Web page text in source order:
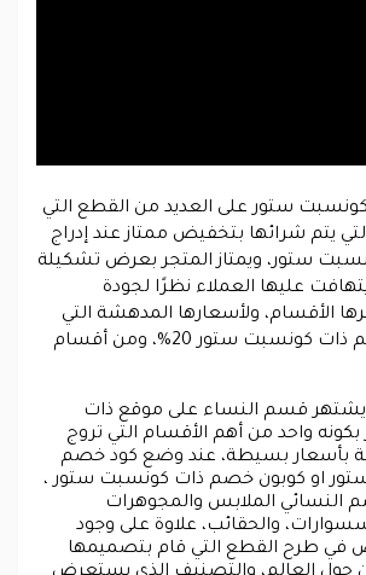
ستور على العديد من القطع التي
يتم شرائها بتخفيض ممتاز عند إدراج
ستور، ويمتاز المتجر بعرض تشكيلة
عليها العملاء نظرًا لجودة
الأقسام، ولأسعارها المدهشة التي
يوفرها كوبون خصم ذات كونسبت ستور 20%، ومن أقسام
قسم النساء على موقع ذات
واحد من أهم الأقسام التي تروج
بأسعار بسيطة، عند وضع كود خصم
او كوبون خصم ذات كونسبت ستور ،
النسائي الملابس والمجوهرات
والحقائب، علاوة على وجود
طرح القطع التي قام بتصميمها